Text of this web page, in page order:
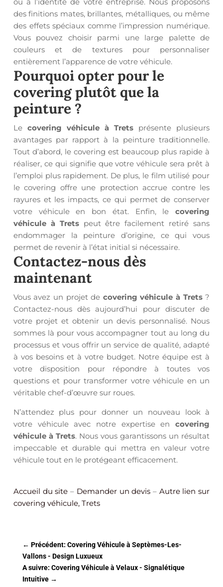
des finitions mates, brillantes, métalliques, ou même
des effets spéciaux comme l’impression numérique.
Vous pouvez choisir parmi une large palette de
couleurs et de textures pour personnaliser
entièrement l’apparence de votre véhicule.
Pourquoi opter pour le
covering plutôt que la
peinture ?
Le covering véhicule à Trets présente plusieurs
avantages par rapport à la peinture traditionnelle.
Tout d’abord, le covering est beaucoup plus rapide à
réaliser, ce qui signifie que votre véhicule sera prêt à
l’emploi plus rapidement. De plus, le film utilisé pour
le covering offre une protection accrue contre les
rayures et les impacts, ce qui permet de conserver
votre véhicule en bon état. Enfin, lecovering
véhicule à Tretspeut être facilement retiré sans
endommager la peinture d’origine, ce qui vous
permet de revenir à l’état initial si nécessaire.
Contactez-nous dès
maintenant
Vous avez un projet de covering véhicule à Trets?
Contactez-nous dès aujourd’hui pour discuter de
votre projet et obtenir un devis personnalisé. Nous
sommes là pour vous accompagner tout au long du
processus et vous offrir un service de qualité, adapté
à vos besoins et à votre budget. Notre équipe est à
votre disposition pour répondre à toutes vos
questions et pour transformer votre véhicule en un
véritable chef-d’œuvre sur roues.
N’attendez plus pour donner un nouveau look à
votre véhicule avec notre expertise encovering
véhicule à Trets. Nous vous garantissons un résultat
impeccable et durable qui mettra en valeur votre
véhicule tout en le protégeant efficacement.
Accueil du site – Demander un devis – Autre lien sur
covering véhicule, Trets
← Précédent: Covering Véhicule à Septèmes-Les-
Vallons - Design Luxueux
A suivre: Covering Véhicule à Velaux - Signalétique
Intuitive→